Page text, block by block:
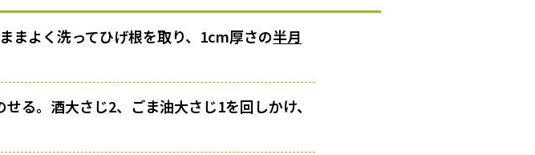
まよく洗ってひげ根を取り、1cm厚さの半月
る。酒大さじ2、ごま油大さじ1を回しかけ、